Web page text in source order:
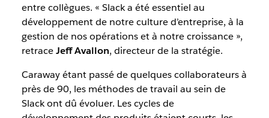
entre collègues. « Slack a été essentiel au
développement de notre culture d’entreprise, à la
gestion de nos opérations et à notre croissance »,
retraceJeff Avallon, directeur de la stratégie.
Caraway étant passé de quelques collaborateurs à
près de 90, les méthodes de travail au sein de
Slack ont ​​dû évoluer. Les cycles de